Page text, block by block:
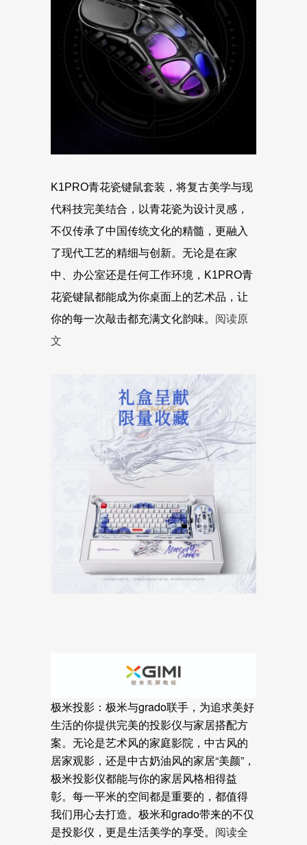
K1PRO青花瓷键鼠套装，将复古美学与现
代科技完美结合，以青花瓷为设计灵感，
不仅传承了中国传统文化的精髓，更融入
了现代工艺的精细与创新。无论是在家
中、办公室还是任何工作环境，K1PRO青
花瓷键鼠都能成为你桌面上的艺术品，让
你的每一次敲击都充满文化韵味。 阅读原
文
极米投影 ： 极米与grado联手，为追求美好
生活的你提供完美的投影仪与家居搭配方
案。无论是艺术风的家庭影院，中古风的
居家观影，还是中古奶油风的家居“美颜”，
极米投影仪都能与你的家居风格相得益
彰。每一平米的空间都是重要的，都值得
我们用心去打造。极米和grado带来的不仅
是投影仪，更是生活美学的享受。 阅读全